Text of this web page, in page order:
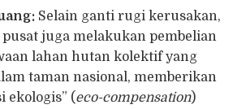
Selain ganti rugi kerusakan,
juga melakukan pembelian
lahan hutan kolektif yang
taman nasional, memberikan
ekologis” (eco-compensation)